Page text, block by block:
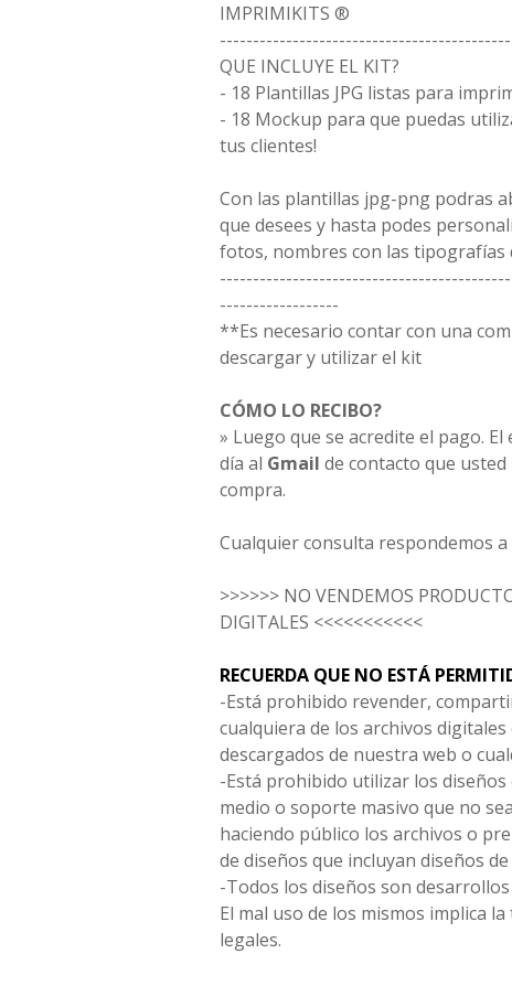
IMPRIMIKITS ®
QUE INCLUYE EL KIT?
- 18 Plantillas JPG listas para
- 18 Mockup para que puedas
tus clientes!
Con las plantillas jpg-png podras
que desees y hasta podes
fotos, nombres con las tipografías
------------------
**Es necesario contar con una
descargar y utilizar el kit
CÓMO LO RECIBO?
» Luego que se acredite el pago. El
día al Gmail de contacto que usted
compra.
Cualquier consulta respondemos a
>>>>>> NO VENDEMOS
DIGITALES <<<<<<<<<<<
RECUERDA QUE NO ESTÁ
-Está prohibido revender,
cualquiera de los archivos
descargados de nuestra web o
-Está prohibido utilizar los
medio o soporte masivo que no
haciendo público los archivos o
de diseños que incluyan diseños
-Todos los diseños son
El mal uso de los mismos implica
legales.